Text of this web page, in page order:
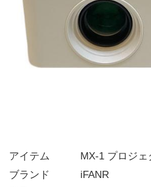
アイテム   MX-1 プロジェ
ブランド   iFANR